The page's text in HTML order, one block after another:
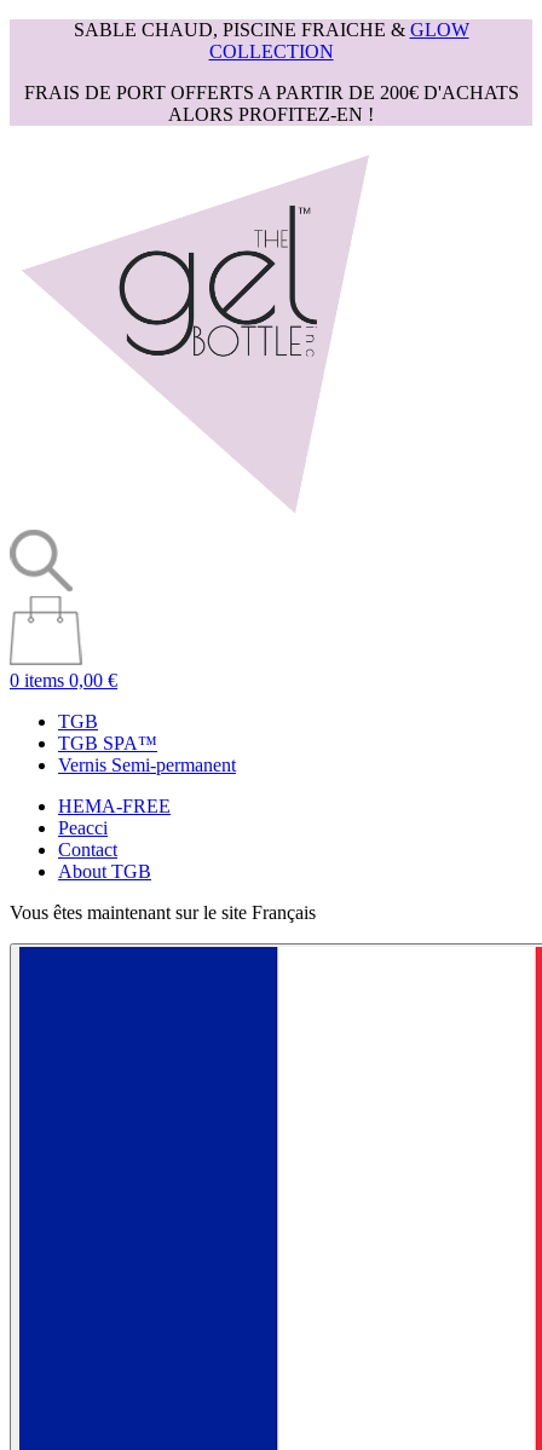
SABLE CHAUD, PISCINE FRAICHE & GLOW
COLLECTION
FRAIS DE PORT OFFERTS A PARTIR DE 200€ D'ACHATS
ALORS PROFITEZ-EN !
0 items 0,00 €
TGB
TGB SPA™
Vernis Semi-permanent
HEMA-FREE
Peacci
Contact
About TGB
Vous êtes maintenant sur le site Français